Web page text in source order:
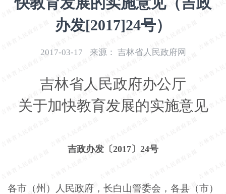
办发[2017]24号）
2017-03-17 来源： 吉林省人民政府网
吉林省人民政府办公厅
关于加快教育发展的实施意见
吉政办发〔2017〕24号
各市（州）人民政府，长白山管委会，各县（市）